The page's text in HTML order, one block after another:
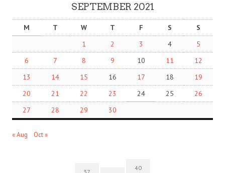
SEPTEMBER 2021
M T W T F S
S
1
2 3 4
5
6
7 8 9 10 11
12
13
14 15 16 17 18
19
20
21 22 23 24 25
26
27
28 29 30
« Aug Oct »
40